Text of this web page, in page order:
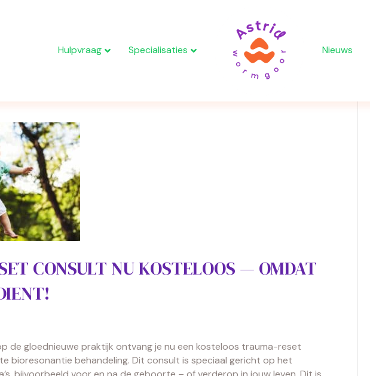
Hulpvraag Specialisaties Nieuws
CONSULT NU KOSTELOOS — OMDAT
de gloednieuwe praktijk ontvang je nu een kosteloos trauma-reset
bioresonantie behandeling. Dit consult is speciaal gericht op het